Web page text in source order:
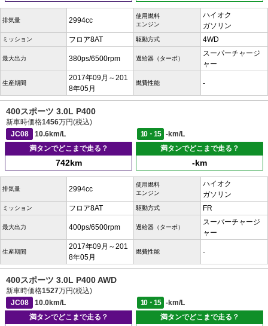
排気量 2994cc
使用燃料
エンジン
ハイオク
ガソリン
ミッション フロア8AT 駆動方式 4WD
最大出力 380ps/6500rpm 過給器（ターボ）
スーパーチャージ
ャー
生産期間
2017年09月～201
8年05月
燃費性能 -
400スポーツ 3.0L P400
新車時価格1456万円(税込)
JC08
10.6km/L 10・15
-km/L
満タンでどこまで走る？
742km
満タンでどこまで走る？
-km
排気量 2994cc
使用燃料
エンジン
ハイオク
ガソリン
ミッション フロア8AT 駆動方式 FR
最大出力 400ps/6500rpm 過給器（ターボ）
スーパーチャージ
ャー
生産期間
2017年09月～201
8年05月
燃費性能 -
400スポーツ 3.0L P400 AWD
新車時価格1527万円(税込)
JC08
10.0km/L 10・15
-km/L
満タンでどこまで走る？
満タンでどこまで走る？